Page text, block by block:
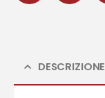
DESCRIZIONE